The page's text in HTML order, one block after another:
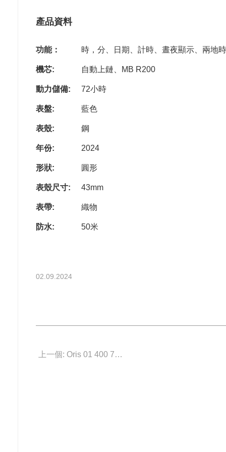
產品資料
功能： 時，分、日期、計時、晝夜顯示、兩地
機芯: 自動上鏈、MB R200
動力儲備: 72小時
表盤: 藍色
表殼: 鋼
年份: 2024
形狀: 圓形
表殼尺寸: 43mm
表帶: 織物
防水: 50米
02.09.2024
上一個: Oris 01 400 7794 4784-Set